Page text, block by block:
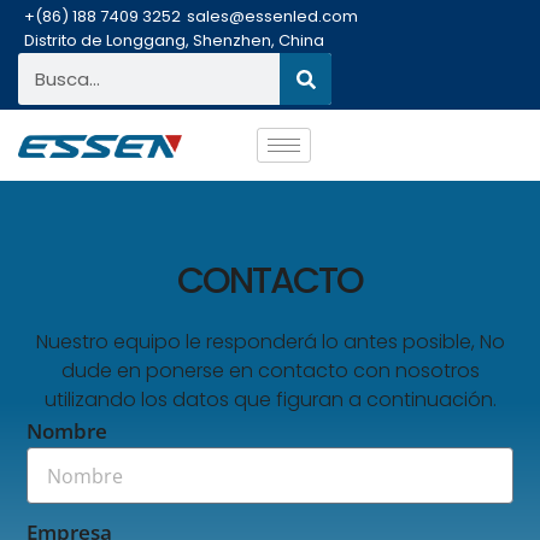
+(86) 188 7409 3252 sales@essenled.com
Distrito de Longgang, Shenzhen, China
CONTACTO
Nuestro equipo le responderá lo antes posible, No
dude en ponerse en contacto con nosotros
utilizando los datos que figuran a continuación.
Nombre
Empresa